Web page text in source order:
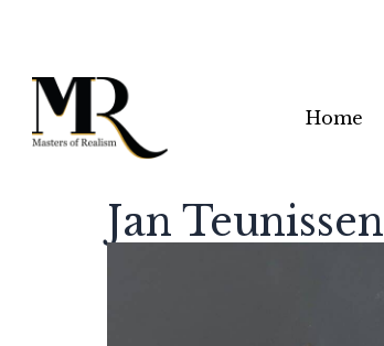
Home
Jan Teunissen